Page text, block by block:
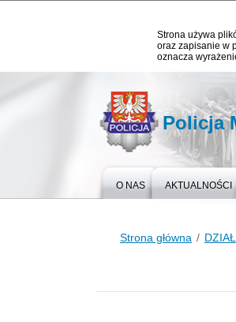
Strona używa
oraz zapisanie w
oznacza
Policja
O NAS AKTUALNOŚCI
Strona główna